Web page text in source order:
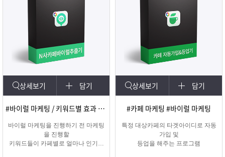
상세보기 담기
#바이럴 마케팅 / 키워드별 효과 카페 확인
바이럴 마케팅을 진행하기 전 마케팅
을 진행할
키워드들이 카페별로 얼마나 인기가
상세보기 담기
#카페 마케팅 #바이럴 마케팅
특정 대상카페의 타겟아이디로 자동
가입 및
등업을 해주는 프로그램